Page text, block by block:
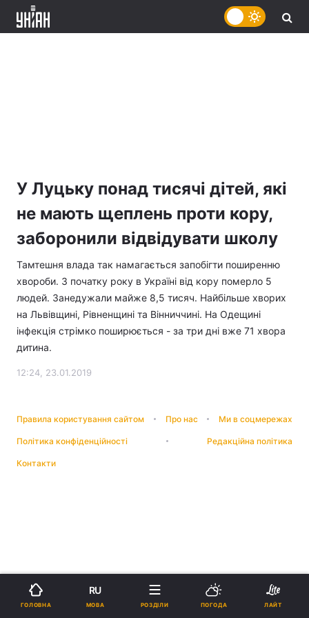
У Луцьку понад тисячі дітей, які
не мають щеплень проти кору,
заборонили відвідувати школу
Тамтешня влада так намагається запобігти поширенню
хвороби. З початку року в Україні від кору померло 5
людей. Занедужали майже 8,5 тисяч. Найбільше хворих
на Львівщині, Рівненщині та Вінниччині. На Одещині
інфекція стрімко поширюється - за три дні вже 71 хвора
дитина.
12:24, 23.01.2019
Правила користування сайтом Про нас Ми в соцмережах
Політика конфіденційності Редакційна політика
Контакти
ГОЛОВНА
RU
МОВА РОЗДІЛИ ПОГОДА ЛАЙТ